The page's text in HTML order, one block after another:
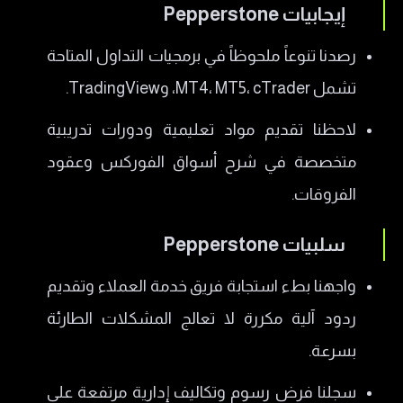
​إيجابيات Pepperstone
​رصدنا تنوعاً ملحوظاً في برمجيات التداول المتاحة
تشمل MT4، MT5، cTrader، وTradingView.
​لاحظنا تقديم مواد تعليمية ودورات تدريبية
متخصصة في شرح أسواق الفوركس وعقود
الفروقات.
​سلبيات Pepperstone
​واجهنا بطء استجابة فريق خدمة العملاء وتقديم
ردود آلية مكررة لا تعالج المشكلات الطارئة
بسرعة.
​سجلنا فرض رسوم وتكاليف إدارية مرتفعة على